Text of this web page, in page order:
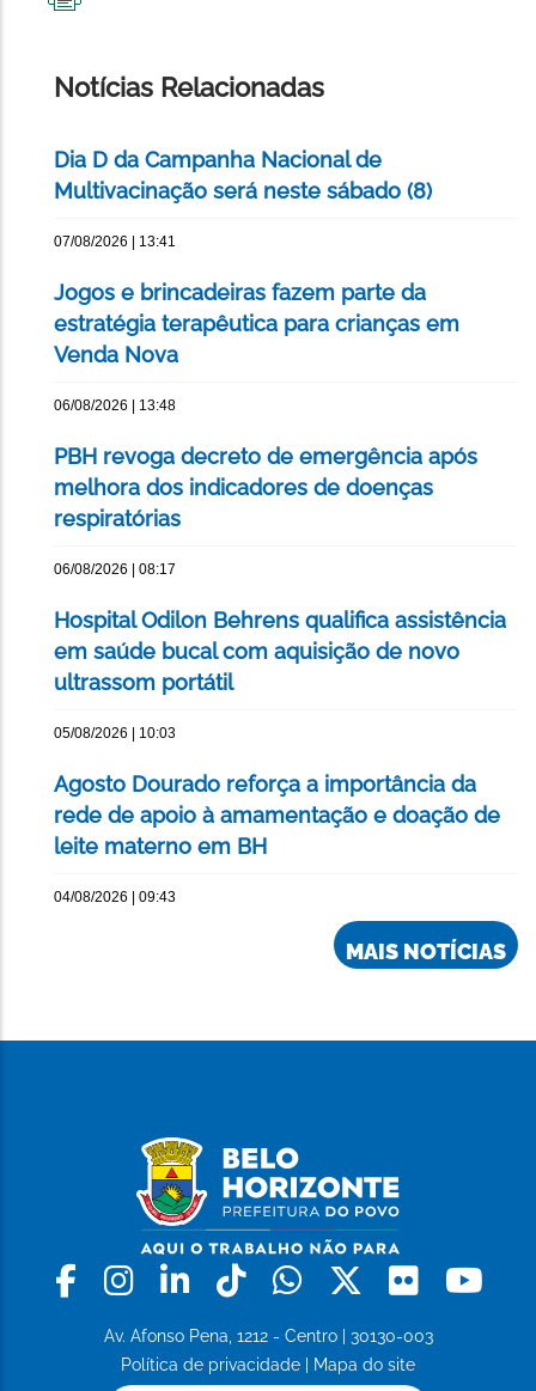
Notícias Relacionadas
Dia D da Campanha Nacional de
Multivacinação será neste sábado (8)
07/08/2026 | 13:41
Jogos e brincadeiras fazem parte da
estratégia terapêutica para crianças em
Venda Nova
06/08/2026 | 13:48
PBH revoga decreto de emergência após
melhora dos indicadores de doenças
respiratórias
06/08/2026 | 08:17
Hospital Odilon Behrens qualifica assistência
em saúde bucal com aquisição de novo
ultrassom portátil
05/08/2026 | 10:03
Agosto Dourado reforça a importância da
rede de apoio à amamentação e doação de
leite materno em BH
04/08/2026 | 09:43
MAIS NOTÍCIAS
Facebook
Instagram
LinkedinTiktokWhatsapp
X Flickr
Av. Afonso Pena, 1212 - Centro | 30130-003
Política de privacidade
Mapa do site